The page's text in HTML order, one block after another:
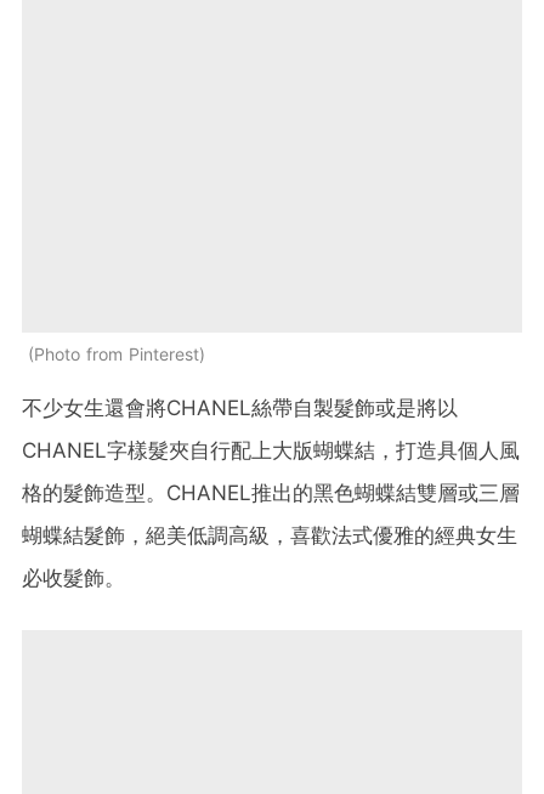
Photo from Pinterest
不少女生還會將CHANEL絲帶自製髮飾或是將以
CHANEL字樣髮夾自行配上大版蝴蝶結，打造具個人風
格的髮飾造型。CHANEL推出的黑色蝴蝶結雙層或三層
蝴蝶結髮飾，絕美低調高級，喜歡法式優雅的經典女生
必收髮飾。